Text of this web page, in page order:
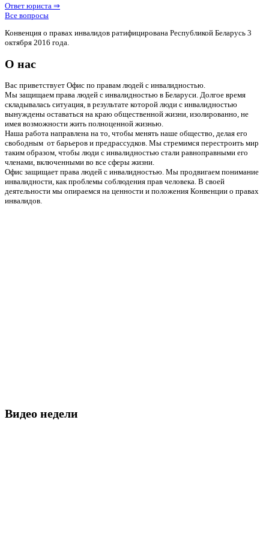
Ответ юриста ⇒
Все вопросы
Конвенция о правах инвалидов ратифицирована Республикой Беларусь 3
октября 2016 года.
О нас
Вас приветствует Офис по правам людей с инвалидностью.
Мы защищаем права людей с инвалидностью в Беларуси. Долгое время
складывалась ситуация, в результате которой люди с инвалидностью
вынуждены оставаться на краю общественной жизни, изолированно, не
имея возможности жить полноценной жизнью.
Наша работа направлена на то, чтобы менять наше общество, делая его
свободным от барьеров и предрассудков. Мы стремимся перестроить мир
таким образом, чтобы люди с инвалидностью стали равноправными его
членами, включенными во все сферы жизни.
Офис защищает права людей с инвалидностью. Мы продвигаем понимание
инвалидности, как проблемы соблюдения прав человека. В своей
деятельности мы опираемся на ценности и положения Конвенции о правах
инвалидов.
Видео недели